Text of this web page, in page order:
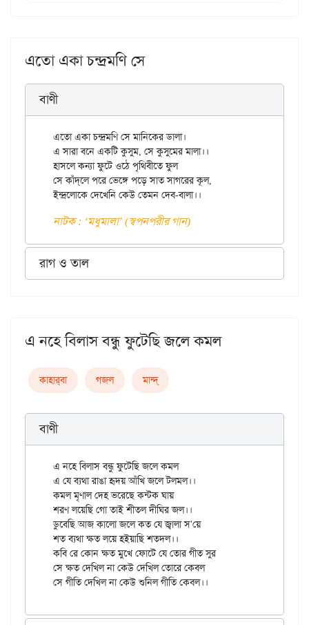
এতো একা চন্দ্রমণি সে
বাণী
এতো একা চন্দ্রমণি সে মানিকের ডালা।
এ সারা বনে একটি কুসুম, সে কুসুমের মালা।।
হাসলে কন্যা ফুটে ওঠে পৃথিবীতে ফুল
সে কাঁদ্‌লে পরে ভেঙ্গে পড়ে সাত সাগরের কূল,
নাটক : ‘মধুমালা’ (স্বপনপরীর গান)
রাগ ও তাল
এ নহে বিলাস বন্ধু ফুটেছি জলে কমল
কাহার্‌বা গজল মান্দ্‌
বাণী
এ নহে বিলাস বন্ধু ফুটেছি জলে কমল
এ যে ব্যথা রাঙা হৃদয় আঁখি জলে টলমল।।
কমল মৃণাল দেহ ভরেছে কন্টক ঘায়
শরণ লয়েছি গো তাই শীতল দীঘির জল।।
ডুবেছি আজ কালো জলে কত যে জ্বালা স'য়ে
শত ব্যথা ক্ষত লয়ে হইয়াছি শতদল।।
কবি রে কোন ক্ষত মুখে ফোটে যে তোর গীত সুর
সে ক্ষত দেখিল না কেউ দেখিল তোরে কেবল